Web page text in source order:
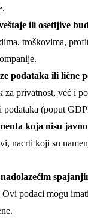
ili osetljive
troškovima,
podataka ili lične
za privatnost, već i
podataka (poput
koja nisu
nacrti koji su
Ovi podaci mogu